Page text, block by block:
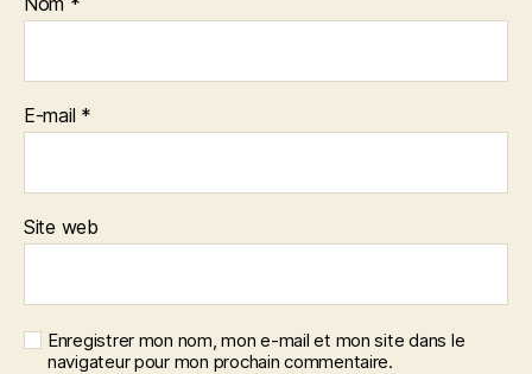
E-mail *
Site web
Enregistrer mon nom, mon e-mail et mon site dans le
navigateur pour mon prochain commentaire.